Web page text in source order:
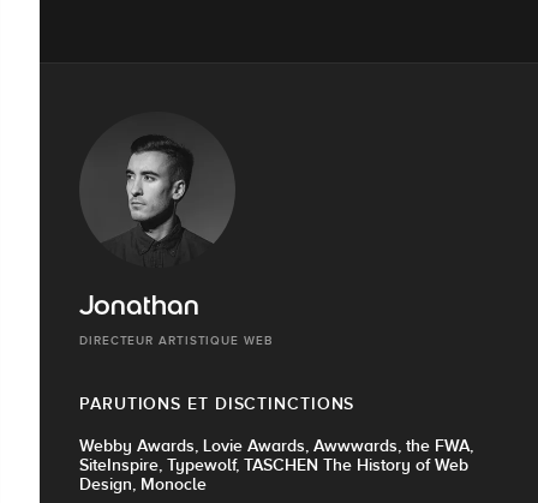
Jonathan
DIRECTEUR ARTISTIQUE WEB
PARUTIONS ET DISCTINCTIONS
Webby Awards, Lovie Awards, Awwwards, the FWA,
SiteInspire, Typewolf, TASCHEN The History of Web
Design, Monocle